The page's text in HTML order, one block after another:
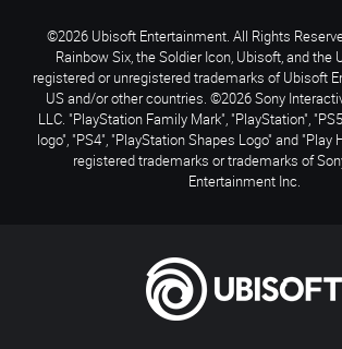
©2026 Ubisoft Entertainment. All Rights
Rainbow Six, the Soldier Icon, Ubisoft, and the
registered or unregistered trademarks of Ubisoft
US and/or other countries. ©2026 Sony
LLC. "PlayStation Family Mark", "PlayStation",
logo", "PS4", "PlayStation Shapes Logo" and
registered trademarks or trademarks of
Entertainment Inc.